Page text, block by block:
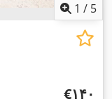
1 / 5
‎€۱۴۰